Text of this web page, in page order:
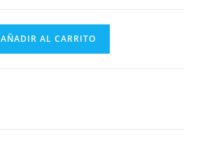
AÑADIR AL CARRITO